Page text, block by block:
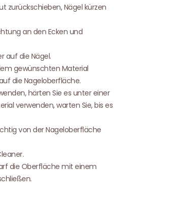
zurückschieben, Nägel kürzen
an den Ecken und
auf die Nägel.
gewünschten Material
die Nageloberfläche.
härten Sie es unter einer
verwenden, warten Sie, bis es
von der Nageloberfläche
die Oberfläche mit einem